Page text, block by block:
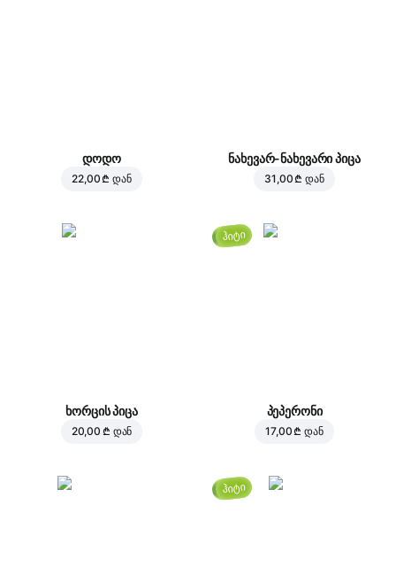
დოდო
22,00 ₾ დან
ნახევარ-ნახევარი პიცა
31,00 ₾ დან
ხორცის პიცა
20,00 ₾ დან
ჰიტი
პეპერონი
17,00 ₾ დან
ჰიტი